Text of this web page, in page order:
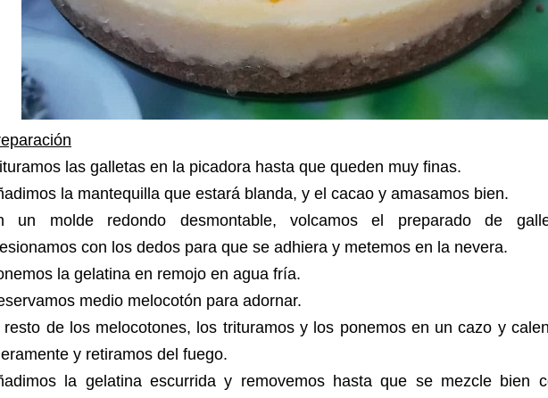
las galletas en la picadora hasta que queden muy finas.
la mantequilla que estará blanda, y el cacao y amasamos bien.
un molde redondo desmontable, volcamos el preparado de
con los dedos para que se adhiera y metemos en la nevera.
la gelatina en remojo en agua fría.
medio melocotón para adornar.
resto de los melocotones, los trituramos y los ponemos en un cazo y
y retiramos del fuego.
la gelatina escurrida y removemos hasta que se mezcle bien